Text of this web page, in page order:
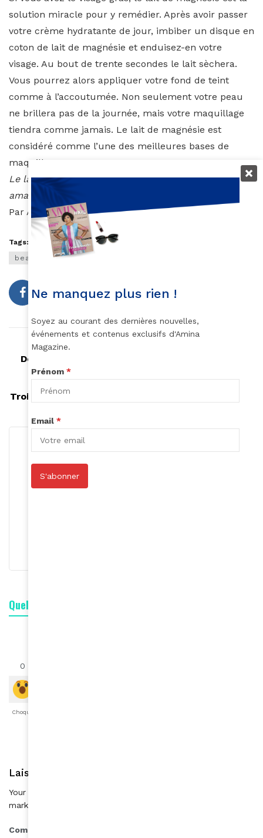
solution miracle pour y remédier. Après avoir passer
votre crème hydratante de jour, imbiber un disque en
coton de lait de magnésie et enduisez-en votre
visage. Au bout de trente secondes le lait sèchera.
Vous pourrez alors appliquer votre fond de teint
comme à l’accoutumée. Non seulement votre peau
ne brillera pas de la journée, mais votre maquillage
tiendra comme jamais. Le lait de magnésie est
considéré comme l’une des meilleures bases de
maquillage.
Le lait de magnésie est disponible sur le site
amazon.fr
Par Auzouhat Gnaoré
Tags: astuces beauté afro
beauté noire
Des robes de mariées tendances à petits prix!
Trois étudiantes se mobilisent contre le colorisme
Quelle est votre réaction ?
0
Choqué
Laisser une réponse
Your email address will not be published.
marked
Comment
Ne manquez plus rien !
Soyez au courant des dernières nouvelles,
événements et contenus exclusifs d'Amina
Magazine.
Prénom *
Email *
S'abonner